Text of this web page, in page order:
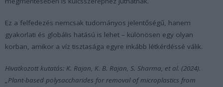
Ez a felfedezés nemcsak tudományos jelentőségű, hanem
gyakorlati és globális hatású is lehet – különösen egy olyan
korban, amikor a víz tisztasága egyre inkább létkérdéssé válik.
Hivatkozott kutatás: K. Rajan, K. B. Rajan, S. Sharma, et al. (2024).
„Plant-based polysaccharides for removal of microplastics from